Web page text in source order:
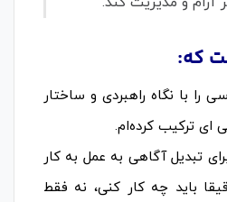
که:
را با نگاه راهبردی و ساختار
ای ترکیب کرده‌ام.
تبدیل آگاهی به عمل به کار
باید چه کار کنی، نه فقط